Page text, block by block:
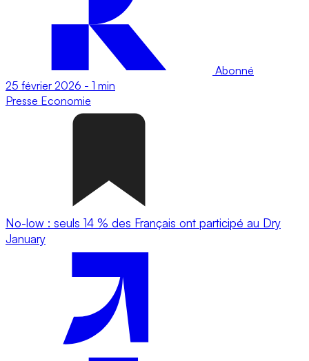
Abonné
25 février 2026 - 1 min
Presse Economie
No-low : seuls 14 % des Français ont participé au Dry
January